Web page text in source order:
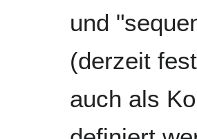
und
(derzeit
auch als